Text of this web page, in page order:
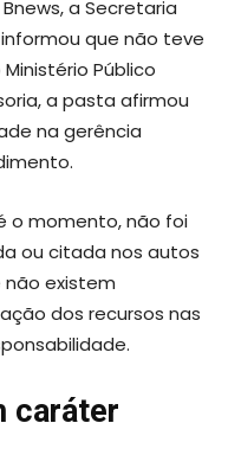
a Secretaria
que não teve
Público
a pasta afirmou
na gerência
o momento, não foi
ou citada nos autos
existem
dos recursos nas
caráter